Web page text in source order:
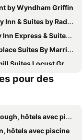
by Wyndham Griffin
Suites by Radisson, Griffin, GA
& Suites Jackson By Ihg
Suites By Marriott Locust Grove
Suites Locust Grove
& Suites Locust Grove By Ihg
pour des
hôtels avec piscine
hôtels avec piscine